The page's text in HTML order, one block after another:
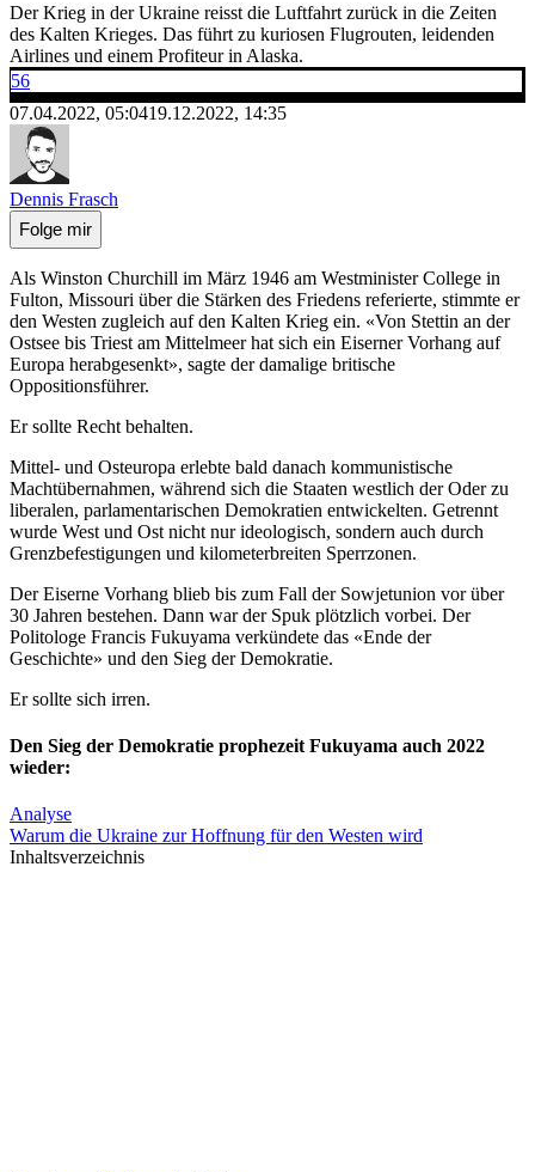
Der Krieg in der Ukraine reisst die Luftfahrt zurück in die Zeiten
des Kalten Krieges. Das führt zu kuriosen Flugrouten, leidenden
Airlines und einem Profiteur in Alaska.
56
07.04.2022, 05:0419.12.2022, 14:35
Dennis Frasch
Folge mir
Als Winston Churchill im März 1946 am Westminister College in
Fulton, Missouri über die Stärken des Friedens referierte, stimmte er
den Westen zugleich auf den Kalten Krieg ein. «Von Stettin an der
Ostsee bis Triest am Mittelmeer hat sich ein Eiserner Vorhang auf
Europa herabgesenkt», sagte der damalige britische
Oppositionsführer.
Er sollte Recht behalten.
Mittel- und Osteuropa erlebte bald danach kommunistische
Machtübernahmen, während sich die Staaten westlich der Oder zu
liberalen, parlamentarischen Demokratien entwickelten. Getrennt
wurde West und Ost nicht nur ideologisch, sondern auch durch
Grenzbefestigungen und kilometerbreiten Sperrzonen.
Der Eiserne Vorhang blieb bis zum Fall der Sowjetunion vor über
30 Jahren bestehen. Dann war der Spuk plötzlich vorbei. Der
Politologe Francis Fukuyama verkündete das «Ende der
Geschichte» und den Sieg der Demokratie.
Er sollte sich irren.
Den Sieg der Demokratie prophezeit Fukuyama auch 2022
wieder:
Analyse
Warum die Ukraine zur Hoffnung für den Westen wird
Inhaltsverzeichnis